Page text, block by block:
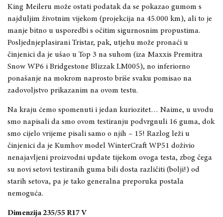
King Meileru može ostati podatak da se pokazao gumom s
najduljim životnim vijekom (projekcija na 45.000 km), ali to je
manje bitno u usporedbi s očitim sigurnosnim propustima.
Posljednjeplasirani Tristar, pak, utjehu može pronaći u
činjenici da je ušao u Top 3 na suhom (iza Maxxis Premitra
Snow WP6 i Bridgestone Blizzak LM005), no inferiorno
ponašanje na mokrom naprosto briše svaku pomisao na
zadovoljstvo prikazanim na ovom testu.
Na kraju ćemo spomenuti i jedan kuriozitet… Naime, u uvodu
smo napisali da smo ovom testiranju podvrgnuli 16 guma, dok
smo cijelo vrijeme pisali samo o njih – 15! Razlog leži u
činjenici da je Kumhov model WinterCraft WP51 doživio
nenajavljeni proizvodni update tijekom ovoga testa, zbog čega
su novi setovi testiranih guma bili dosta različiti (bolji!) od
starih setova, pa je tako generalna preporuka postala
nemoguća.
Dimenzija 235/55 R17 V